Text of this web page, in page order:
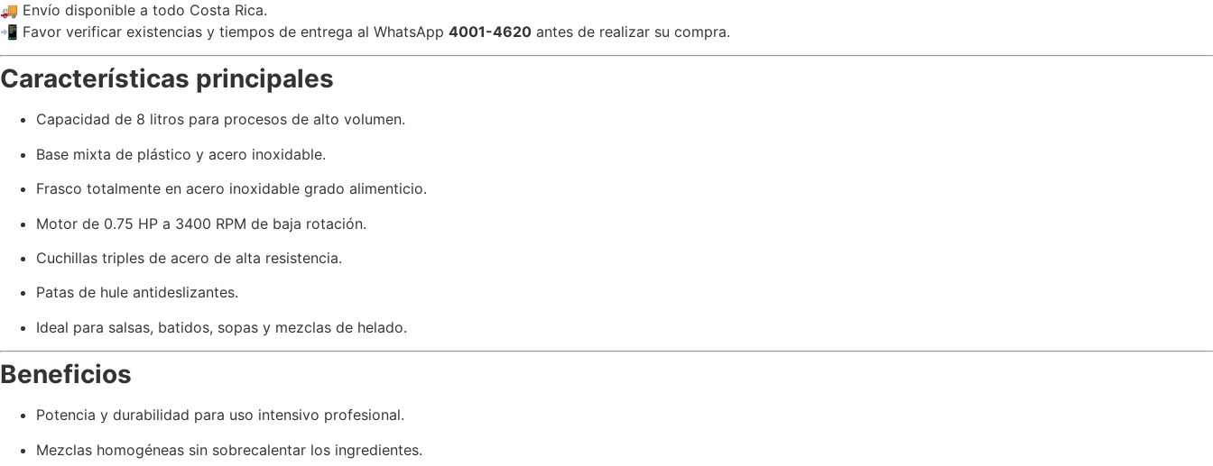
🚚 Envío disponible a todo Costa Rica.
📲 Favor verificar existencias y tiempos de entrega al WhatsApp 4001-4620 antes de realizar su compra.
Características principales
Capacidad de 8 litros para procesos de alto volumen.
Base mixta de plástico y acero inoxidable.
Frasco totalmente en acero inoxidable grado alimenticio.
Motor de 0.75 HP a 3400 RPM de baja rotación.
Cuchillas triples de acero de alta resistencia.
Patas de hule antideslizantes.
Ideal para salsas, batidos, sopas y mezclas de helado.
Beneficios
Potencia y durabilidad para uso intensivo profesional.
Mezclas homogéneas sin sobrecalentar los ingredientes.